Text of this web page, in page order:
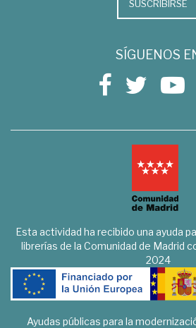
SUSCRIBIRSE
SÍGUENOS
Esta actividad ha recibido una ayuda
librerías de la Comunidad de Madrid
2024
Ayudas públicas para la